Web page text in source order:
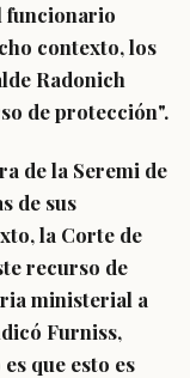
funcionario
contexto, los
Radonich
de protección".
de la Seremi de
de sus
la Corte de
recurso de
ministerial a
Furniss,
que esto es